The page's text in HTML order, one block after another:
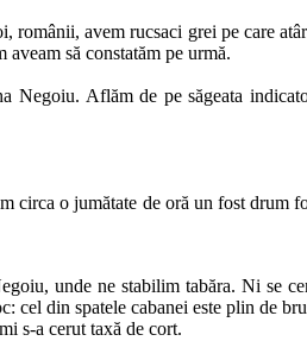
avem rucsaci grei pe care
să constatăm pe urmă.
Negoiu. Aflăm de pe săgeata
o jumătate de oră un fost drum
unde ne stabilim tabăra. Ni se
cel din spatele cabanei este plin de
s-a cerut taxă de cort.